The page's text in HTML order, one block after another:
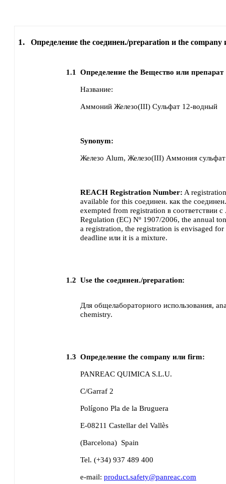
1. Определение the соединен./preparation и the
1.1 Определение the Вещество или препарат
Название:
Аммоний Железо(III) Сульфат 12-водный
Synonym:
Железо Alum, Железо(III) Аммония сульфат
REACH Registration Number: A
available for this соединен. как the
exempted from registration в соответствии
Regulation (EC) Nº 1907/2006, the annual
a registration, the registration is envisaged
deadline или it is a mixture.
1.2 Use the соединен./preparation:
Для общелабораторного использования,
chemistry.
1.3 Определение the company или firm:
PANREAC QUIMICA S.L.U.
C/Garraf 2
Polígono Pla de la Bruguera
E-08211 Castellar del Vallès
(Barcelona) Spain
Tel. (+34) 937 489 400
e-mail:product.safety@panreac.com